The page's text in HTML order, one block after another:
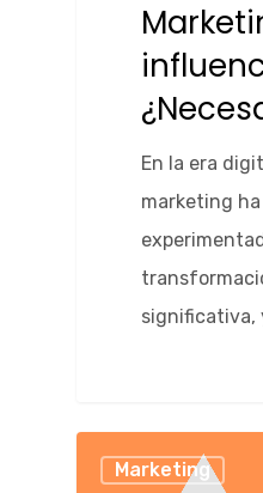
En la era
marketing ha
significativa,
Marketing